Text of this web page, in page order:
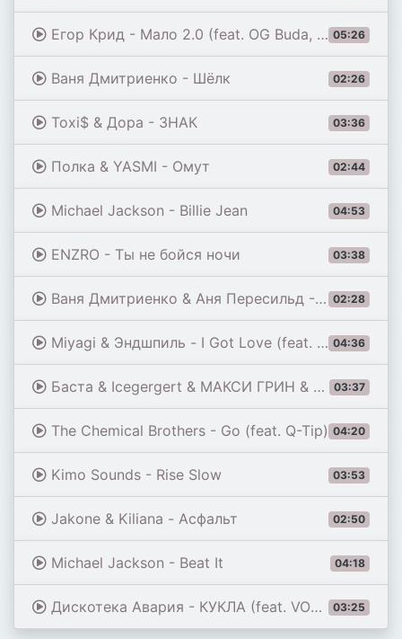
05:26
Егор Крид - Мало 2.0 (feat. OG Buda, Toxi$, Мэйби Бэйби, Baby Cute, Дора, madk1d & тёмный принц)
02:26
Ваня Дмитриенко - Шёлк
03:36
Toxi$ & Дора - ЗНАК
02:44
Полка & YASMI - Омут
04:53
Michael Jackson - Billie Jean
03:38
ENZRO - Ты не бойся ночи
02:28
Ваня Дмитриенко & Аня Пересильд - Силуэт (из к/ф «Алиса в Стране Чудес»)
04:36
Miyagi & Эндшпиль - I Got Love (feat. Рем Дигга)
03:37
Баста & Icegergert & МАКСИ ГРИН & Onative - Возле дома твоего
04:20
The Chemical Brothers - Go (feat. Q-Tip)
03:53
Kimo Sounds - Rise Slow
02:50
Jakone & Kiliana - Асфальт
04:18
Michael Jackson - Beat It
03:25
Дискотека Авария - КУКЛА (feat. VONAMOUR) [Remix 2026]